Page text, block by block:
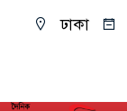
ঢাকা